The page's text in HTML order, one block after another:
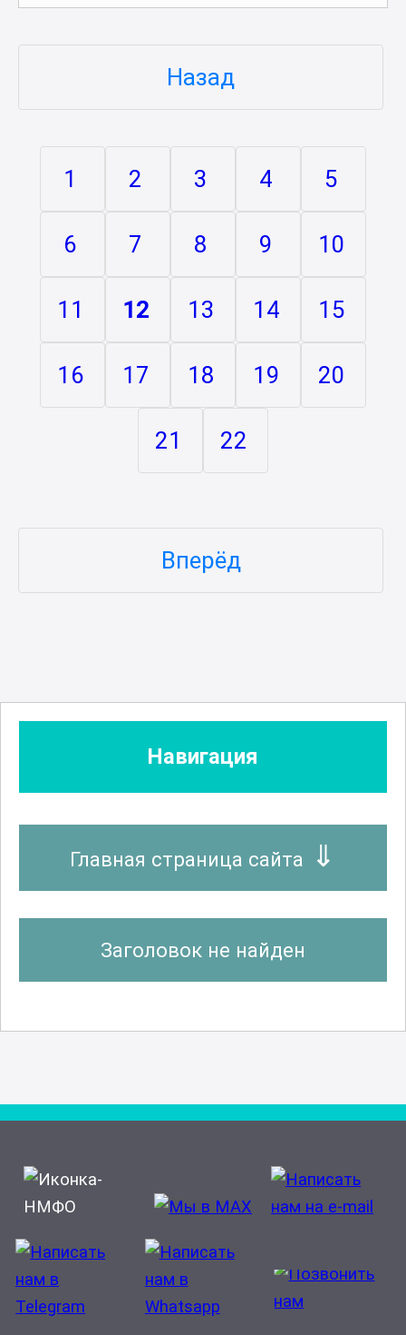
Назад
1 2 3 4 5
6 7 8 9 10
11 12 13 14 15
16 17 18 19 20
21 22
Вперёд
Навигация
Главная страница сайта
Заголовок не найден